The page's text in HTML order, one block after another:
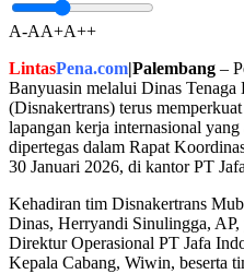
A-AA+A++
LintasPena.com|Palembang –
Banyuasin melalui Dinas Tenaga
(Disnakertrans) terus
lapangan kerja internasional
dipertegas dalam Rapat
30 Januari 2026, di kantor PT
Kehadiran tim Disnakertrans
Dinas, Herryandi Sinulingga, AP,
Direktur Operasional PT Jafa
Kepala Cabang, Wiwin, beserta